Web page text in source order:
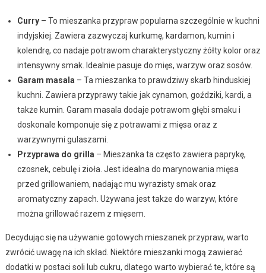
Curry– To mieszanka przypraw popularna szczególnie w kuchni
indyjskiej. Zawiera zazwyczaj kurkumę, kardamon, kumin i
kolendrę, co nadaje potrawom charakterystyczny żółty kolor oraz
intensywny smak. Idealnie pasuje do mięs, warzyw oraz sosów.
Garam masala – Ta mieszanka to prawdziwy skarb hinduskiej
kuchni. Zawiera przyprawy takie jak cynamon, goździki, kardi, a
także kumin. Garam masala dodaje potrawom głębi smaku i
doskonale komponuje się z potrawami z mięsa oraz z
warzywnymi gulaszami.
Przyprawa do grilla – Mieszanka ta często zawiera paprykę,
czosnek, cebulę i zioła. Jest idealna do marynowania mięsa
przed grillowaniem, nadając mu wyrazisty smak oraz
aromatyczny zapach. Używana jest także do warzyw, które
można grillować razem z mięsem.
Decydując się na używanie gotowych mieszanek przypraw, warto
zwrócić uwagę na ich skład. Niektóre mieszanki mogą zawierać
dodatki w postaci soli lub cukru, dlatego warto wybierać te, które są